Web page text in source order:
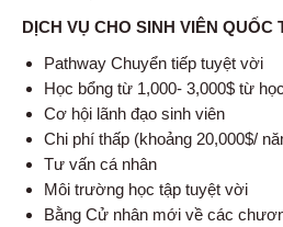
DỊCH VỤ CHO SINH VIÊN QUỐC
Pathway Chuyển tiếp tuyệt vời
Học bổng từ 1,000- 3,000$ từ
Cơ hội lãnh đạo sinh viên
Chi phí thấp (khoảng 20,000$/
Tư vấn cá nhân
Môi trường học tập tuyệt vời
Bằng Cử nhân mới về các